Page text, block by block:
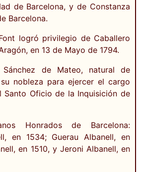
de Barcelona, y de Constanza
Barcelona.
logró privilegio de Caballero
en 13 de Mayo de 1794.
de Mateo, natural de
nobleza para ejercer el cargo
Santo Oficio de la Inquisición de
Honrados de Barcelona:
en 1534; Guerau Albanell, en
en 1510, y Jeroni Albanell, en